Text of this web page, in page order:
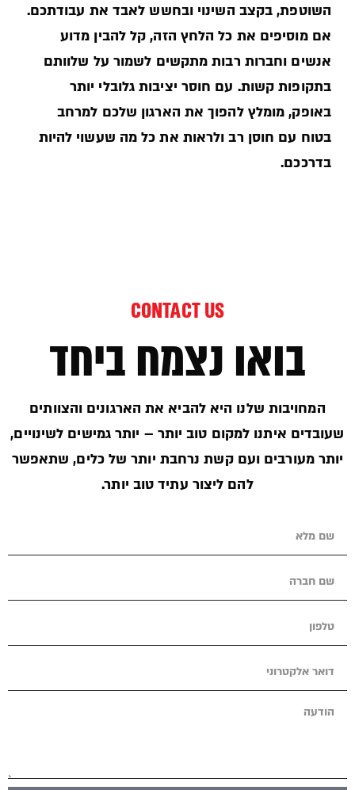
השוטפת, בקצב השינוי ובחשש לאבד את עבודתכם.
אם מוסיפים את כל הלחץ הזה, קל להבין מדוע
אנשים וחברות רבות מתקשים לשמור על שלוותם
בתקופות קשות. עם חוסר יציבות גלובלי יותר
באופק, מומלץ להפוך את הארגון שלכם למרחב
בטוח עם חוסן רב ולראות את כל מה שעשוי להיות
בדרככם.
CONTACT US
בואו נצמח ביחד
המחויבות שלנו היא להביא את הארגונים והצוותים
שעובדים איתנו למקום טוב יותר – יותר גמישים לשינויים,
יותר מעורבים ועם קשת נרחבת יותר של כלים, שתאפשר
להם ליצור עתיד טוב יותר.